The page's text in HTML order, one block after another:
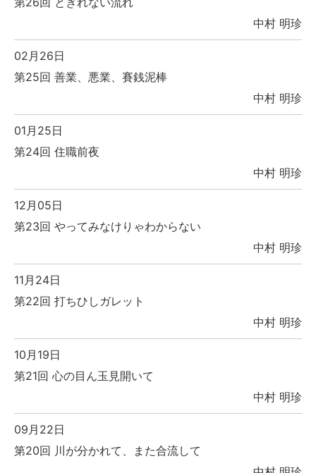
中村 明珍
02月26日
第25回 善業、悪業、賽銭泥棒
中村 明珍
01月25日
第24回 住職前夜
中村 明珍
12月05日
第23回 やってみなけりゃわからない
中村 明珍
11月24日
第22回 打ちひしガレット
中村 明珍
10月19日
第21回 心の目ん玉見開いて
中村 明珍
09月22日
第20回 川が分かれて、また合流して